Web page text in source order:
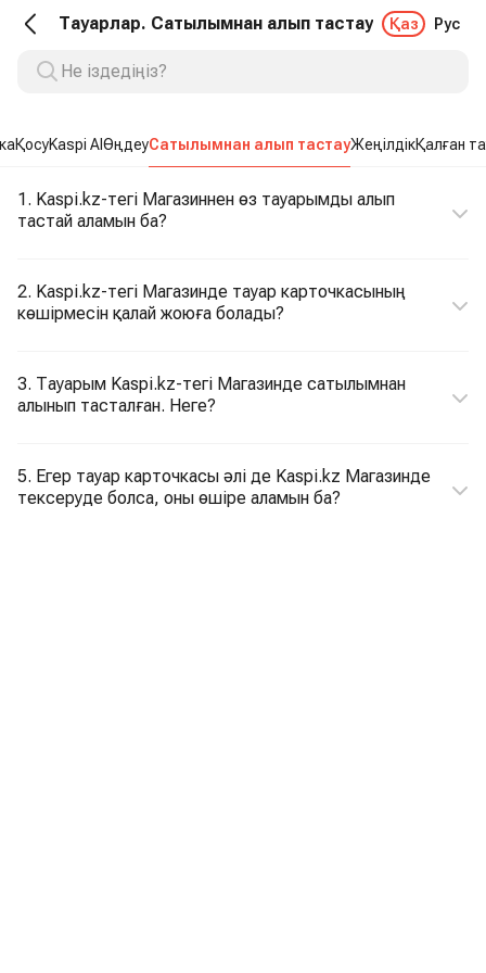
Тауарлар. Сатылымнан алып тастау Қаз Рус
ҚосуKaspi AIӨңдеуСатылымнан алып тастауЖеңілдікҚалған
1. Kaspi.kz-тегі Магазиннен өз тауарымды алып
тастай аламын ба?
2. Kaspi.kz-тегі Магазинде тауар карточкасының
көшірмесін қалай жоюға болады?
3. Тауарым Kaspi.kz-тегі Магазинде сатылымнан
алынып тасталған. Неге?
5. Егер тауар карточкасы әлі де Kaspi.kz Магазинде
тексеруде болса, оны өшіре аламын ба?